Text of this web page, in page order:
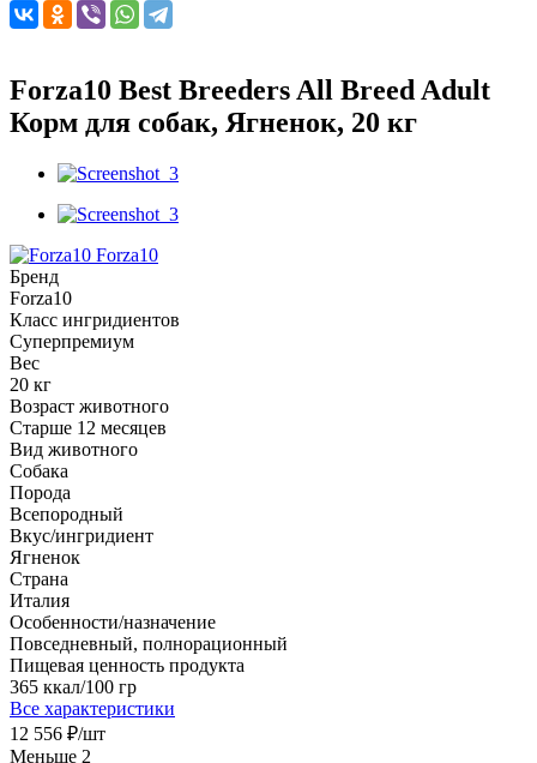
Forza10 Best Breeders All Breed Adult
Корм для собак, Ягненок, 20 кг
Forza10
Бренд
Forza10
Класс ингридиентов
Суперпремиум
Вес
20 кг
Возраст животного
Старше 12 месяцев
Вид животного
Собака
Порода
Всепородный
Вкус/ингридиент
Ягненок
Страна
Италия
Особенности/назначение
Повседневный, полнорационный
Пищевая ценность продукта
365 ккал/100 гр
Все характеристики
12 556 ₽/шт
Меньше 2